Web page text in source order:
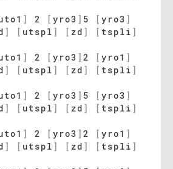
] 2 [ yro3 ] 5 [ yro3 ]
] [ utspl ] [ zd ] [ tspli ]
] 2 [ yro3 ] 2 [ yro1 ]
] [ utspl ] [ zd ] [ tspli ]
] 2 [ yro3 ] 5 [ yro3 ]
] [ utspl ] [ zd ] [ tspli ]
] 2 [ yro3 ] 2 [ yro1 ]
] [ utspl ] [ zd ] [ tspli ]